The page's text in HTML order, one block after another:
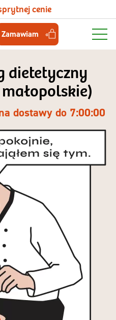
cenie
Zamawiam
dietetyczny
dostawy do 7:00:00